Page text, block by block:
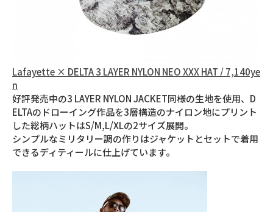
Lafayette × DELTA 3 LAYER NYLON NEO XXX HAT / 7,140ye
n
好評発売中の3 LAYER NYLON JACKET同様の生地を使用、D
ELTAのドローイング作品を3層構造のナイロン地にプリント
した総柄ハットはS/M,L/XLの2サイズ展開。
シンプルなミリタリー調の作りはジャケットとセットで着用
できるディティールに仕上げています。